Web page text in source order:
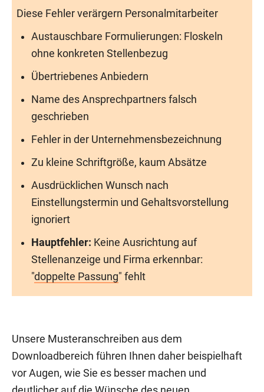
Diese Fehler verärgern Personalmitarbeiter
Austauschbare Formulierungen: Floskeln
ohne konkreten Stellenbezug
Übertriebenes Anbiedern
Name des Ansprechpartners falsch
geschrieben
Fehler in der Unternehmensbezeichnung
Zu kleine Schriftgröße, kaum Absätze
Ausdrücklichen Wunsch nach
Einstellungstermin und Gehaltsvorstellung
ignoriert
Hauptfehler: Keine Ausrichtung auf
Stellenanzeige und Firma erkennbar:
"doppelte Passung" fehlt
Unsere Musteranschreiben aus dem
Downloadbereich führen Ihnen daher beispielhaft
vor Augen, wie Sie es besser machen und